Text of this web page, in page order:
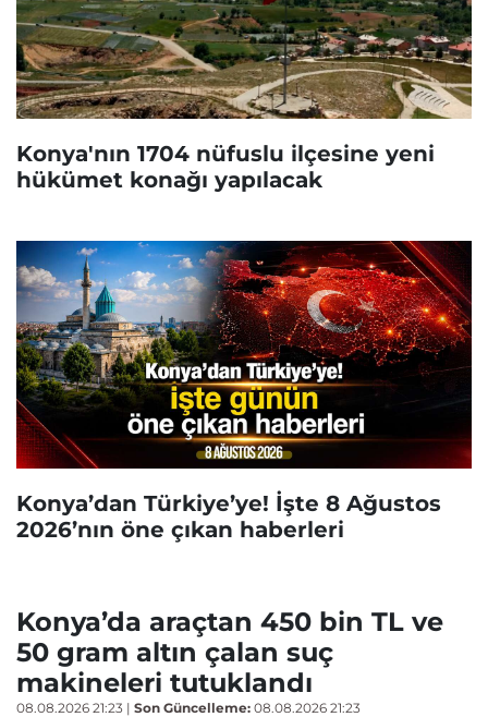
Konya'nın 1704 nüfuslu ilçesine yeni
hükümet konağı yapılacak
Konya’dan Türkiye’ye! İşte 8 Ağustos
2026’nın öne çıkan haberleri
Konya’da araçtan 450 bin TL ve
50 gram altın çalan suç
makineleri tutuklandı
08.08.2026 21:23 | Son Güncelleme: 08.08.2026 21:23